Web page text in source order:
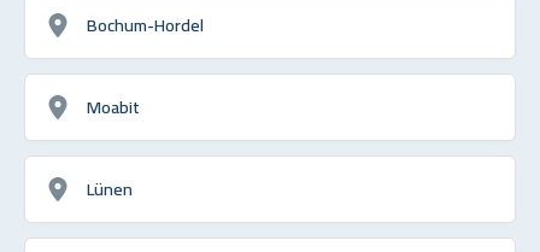
Bochum-Hordel
Moabit
Lünen